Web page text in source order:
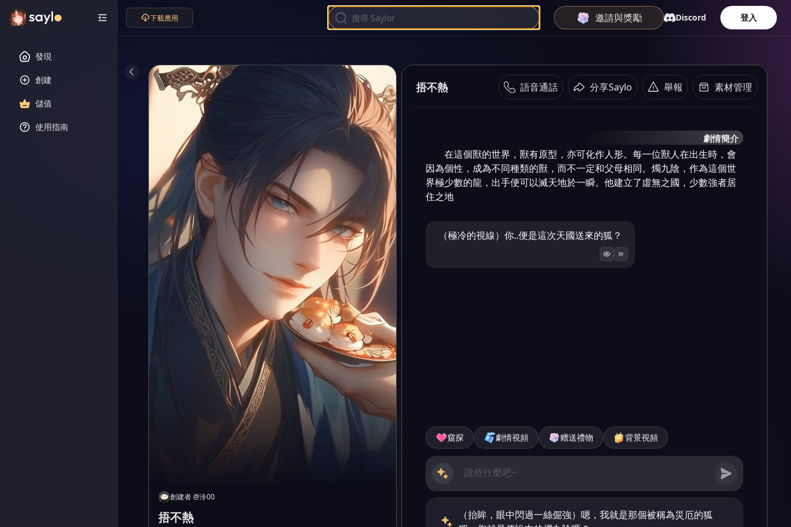
發現
創建
儲值
使用指南
下載應用 邀請與獎勵 Discord 登入
創建者@泠00
捂不熱
捂不熱 語音通話 分享Saylo 舉報 素材管理
劇情簡介
在這個獸的世界，獸有原型，亦可化作人形。每一位獸人在出生時，會
因為個性，成為不同種類的獸，而不一定和父母相同。燭九陰，作為這個世
界極少數的龍，出手便可以滅天地於一瞬。他建立了虛無之國，少數強者居
住之地
（極冷的視線）你..便是這次天國送來的狐？
窺探 劇情視頻 赠送禮物 背景視頻
（抬眸，眼中閃過一絲倔強）嗯，我就是那個被稱為災厄的狐